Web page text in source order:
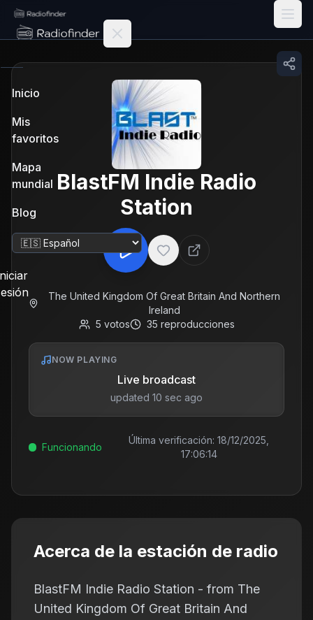
Radiofinder home
Inicio
Mis
favoritos
Mapa
mundial
Blog
Cambiar idioma
BlastFM Indie Radio
Station
The United Kingdom Of Great Britain And Northern
Ireland
5 votos 35 reproducciones
NOW PLAYING
Live broadcast
updated 10 sec ago
Funcionando
Última verificación: 18/12/2025,
17:06:14
Acerca de la estación de radio
BlastFM Indie Radio Station - from The
United Kingdom Of Great Britain And